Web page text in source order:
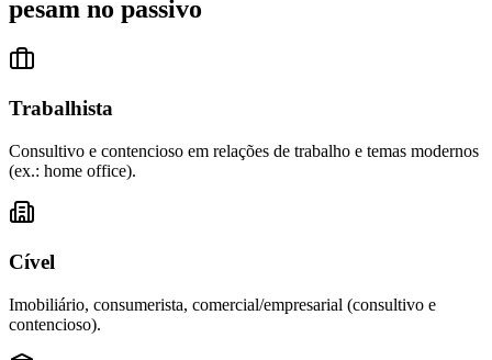
pesam no passivo
Trabalhista
Consultivo e contencioso em relações de trabalho e temas modernos
(ex.: home office).
Cível
Imobiliário, consumerista, comercial/empresarial (consultivo e
contencioso).